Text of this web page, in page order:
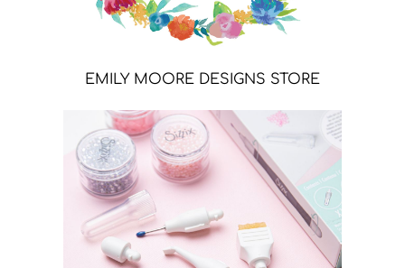
EMILY MOORE DESIGNS STORE